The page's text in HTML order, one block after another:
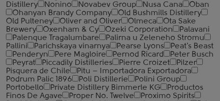
Distillery
Nonino Novabev Group Nusa Cana
Oban
Ohanyan Brandy Company
Old Bushmills Distillery
Old Pulteney
Oliver and Oliver Olmeca
Ota Sake
Brewery
Oxenham & Cy Ozeki Corporation
Palavani
Palenque Tragalumbare
Palirna u Zeleneho Stromu
Pallini
Parichskaya vinarnya Pearse Lyons
Peat's Beast
Penderyn
Pere Magloire Pernod Ricard
Peter Busch
Peyrat
Piccadily Distilleries Pierre Croizet
Pilzer
Pisquera de Chile
Pitu – Importadora Exportadora
Podrum Palic 1896
Poli Distillerie
Polini Group
Portobello
Private Distillery Bimmerle KG
Productos
Finos De Agave
Proper No. Twelve
Proximo Spirits